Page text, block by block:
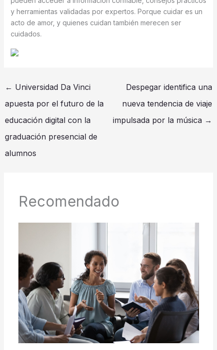
y herramientas validadas por expertos. Porque cuidar es un
acto de amor, y quienes cuidan también merecen ser
cuidados.
← Universidad Da Vinci
apuesta por el futuro de la
educación digital con la
graduación presencial de
alumnos
Despegar identifica una
nueva tendencia de viaje
impulsada por la música →
Recomendado